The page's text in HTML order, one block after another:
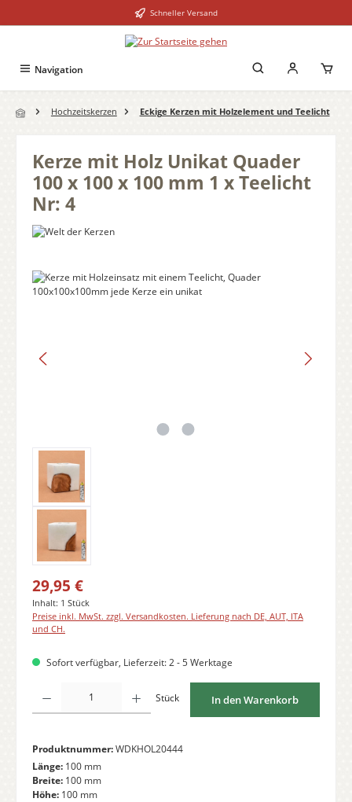
Schneller Versand
Navigation
Hochzeitskerzen Eckige Kerzen mit Holzelement und Teelicht
Kerze mit Holz Unikat Quader
100 x 100 x 100 mm 1 x Teelicht
Nr: 4
Bildergalerie überspringen
Regulärer Preis:
29,95 €
Inhalt: 1 Stück
Preise inkl. MwSt. zzgl. Versandkosten. Lieferung nach DE, AUT, ITA
und CH.
Sofort verfügbar, Lieferzeit: 2 - 5 Werktage
Stück In den Warenkorb
Produktnummer:WDKHOL20444
Länge: 100 mm
Breite: 100 mm
Höhe: 100 mm